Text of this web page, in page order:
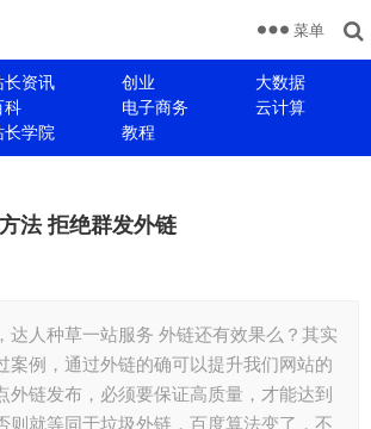
长资讯 创业
大数据
科 电子商务
云计算
长学院 教程
菜单
法 拒绝群发外链
达人种草一站服务 外链还有效果么？其实
案例，通过外链的确可以提升我们网站的
外链发布，必须要保证高质量，才能达到
则就等同于垃圾外链，百度算法变了，不